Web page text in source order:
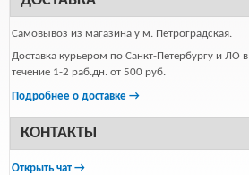
Самовывоз из магазина у м. Петроградская.
Доставка курьером по Санкт-Петербургу и ЛО в
течение 1-2 раб.дн. от 500 руб.
Подробнее о доставке →
КОНТАКТЫ
Открыть чат →